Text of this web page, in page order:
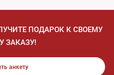
ПОДАРОК К СВОЕМУ
ЗАКАЗУ!
анкету